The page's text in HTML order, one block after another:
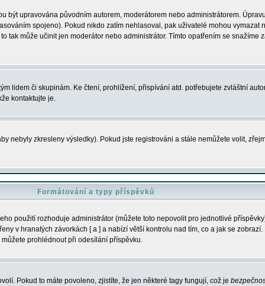
být upravována původním autorem, moderátorem nebo administrátorem.
spojeno). Pokud nikdo zatím nehlasoval, pak uživatelé mohou vymazat
tak může učinit jen moderátor nebo administrátor. Tímto opatřením se snažíme
lidem či skupinám. Ke čtení, prohlížení, přispívání atd. potřebujete zvláštní
kontaktujte je.
nebyly zkresleny výsledky). Pokud jste registrováni a stále nemůžete volit,
Formátování a typy příspěvků
použití rozhoduje administrátor (můžete toto nepovolit pro jednotlivé
v hranatých závorkách [ a ] a nabízí větší kontrolu nad tím, co a jak se
prohlédnout při odesílání příspěvku.
Pokud to máte povoleno, zjistíte, že jen některé tagy fungují, což je